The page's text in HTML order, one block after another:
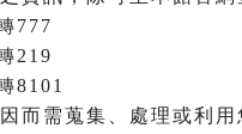
777
219
8101
而需蒐集、處理或利